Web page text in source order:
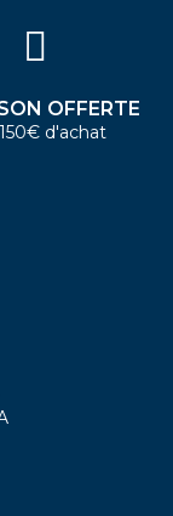
OFFERTE
d'achat